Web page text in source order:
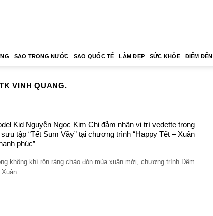
SAO TRONG NƯỚC SAO QUỐC TẾ LÀM ĐẸP SỨC KHỎE ĐIỂM ĐẾN
VINH QUANG.
Kid Nguyễn Ngọc Kim Chi đảm nhận vị trí vedette trong
sưu tập “Tết Sum Vầy” tại chương trình “Happy Tết – Xuân
phúc”
không khí rộn ràng chào đón mùa xuân mới, chương trình Đêm
Xuân